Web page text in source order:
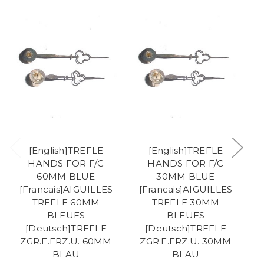
[English]TREFLE
HANDS FOR F/C
60MM BLUE
[Francais]AIGUILLES
TREFLE 60MM
BLEUES
[Deutsch]TREFLE
ZGR.F.FRZ.U. 60MM
BLAU
[English]TREFLE
HANDS FOR F/C
30MM BLUE
[Francais]AIGUILLES
TREFLE 30MM
BLEUES
[Deutsch]TREFLE
ZGR.F.FRZ.U. 30MM
BLAU